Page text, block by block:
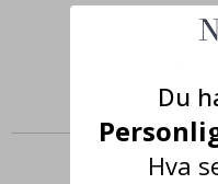
Du
Hva